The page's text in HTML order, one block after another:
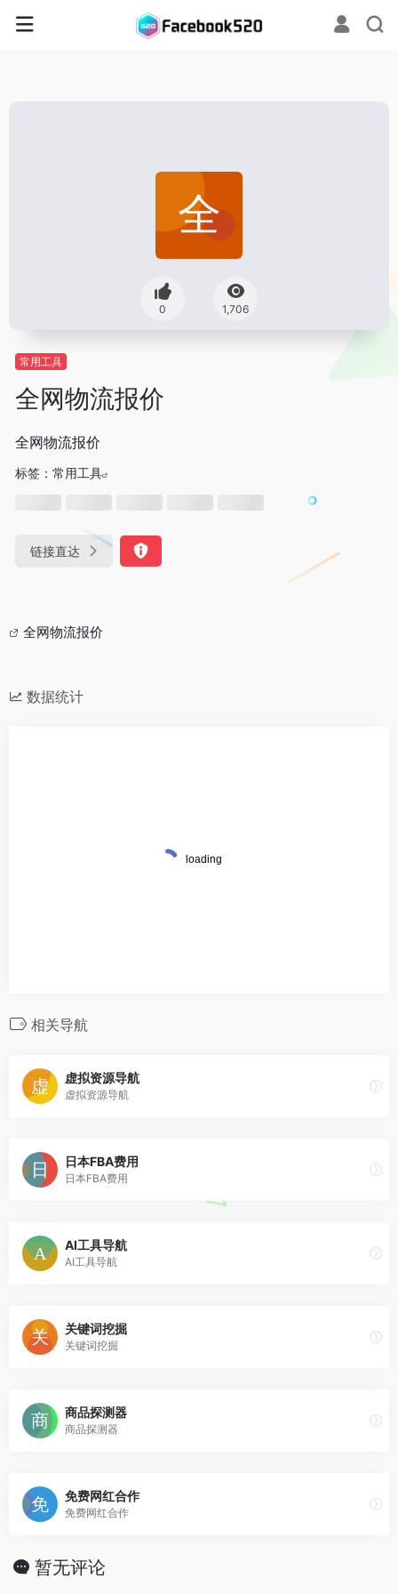
0 1,706
常用工具
全网物流报价
全网物流报价
标签： 常用工具
链接直达
全网物流报价
数据统计
相关导航
虚拟资源导航
虚拟资源导航
日本FBA费用
日本FBA费用
AI工具导航
AI工具导航
关键词挖掘
关键词挖掘
商品探测器
商品探测器
免费网红合作
免费网红合作
暂无评论